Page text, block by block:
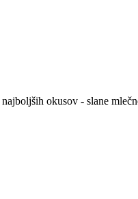
okusov - slane